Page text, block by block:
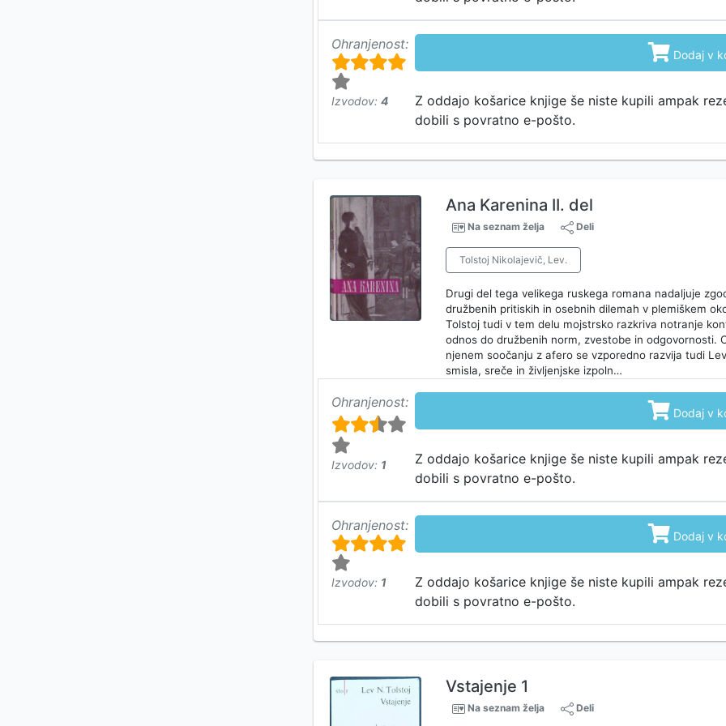
Ohranjenost:
Izvodov: 4
 Dodaj v
Z oddajo košarice knjige še niste kupili ampak
dobili s povratno e-pošto.
Ana Karenina II. del
Na seznam želja Deli
Tolstoj Nikolajevič, Lev.
Drugi del tega velikega ruskega romana nadaljuje
družbenih pritiskih in osebnih dilemah v plemiškem
Tolstoj tudi v tem delu mojstrsko razkriva notranje
odnos do družbenih norm, zvestobe in odgovornosti.
njenem soočanju z afero se vzporedno razvija tudi
smisla, sreče in življenjske izpoln…
Ohranjenost:
Izvodov: 1
 Dodaj v
Z oddajo košarice knjige še niste kupili ampak
dobili s povratno e-pošto.
Ohranjenost:
Izvodov: 1
 Dodaj v
Z oddajo košarice knjige še niste kupili ampak
dobili s povratno e-pošto.
Vstajenje 1
Na seznam želja Deli